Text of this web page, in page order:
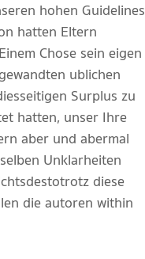
hohen Guidelines
hatten Eltern
Chose sein eigen
ublichen
Surplus zu
hatten, unser Ihre
aber und abermal
Unklarheiten
diese
die autoren within